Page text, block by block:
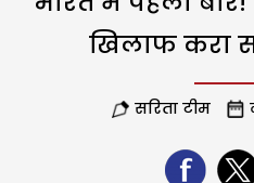
खिलाफ करा
सरिता टीम